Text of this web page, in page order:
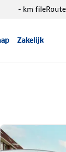
Zakelijk
- km file